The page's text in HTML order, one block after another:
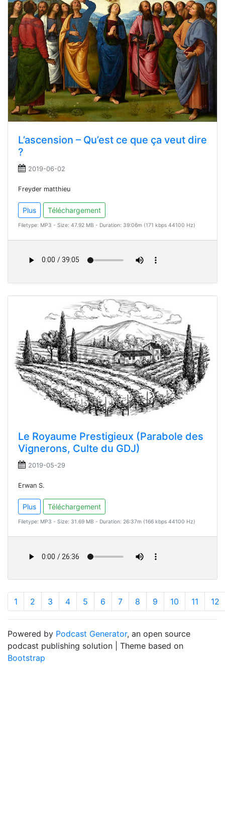
L’ascension – Qu’est ce que ça veut dire
?
2019-06-02
Freyder matthieu
Plus Téléchargement
Filetype: MP3 - Size: 47.92 MB - Duration: 39:06m (171 kbps 44100 Hz)
Le Royaume Prestigieux (Parabole des
Vignerons, Culte du GDJ)
2019-05-29
Erwan S.
Plus Téléchargement
Filetype: MP3 - Size: 31.69 MB - Duration: 26:37m (166 kbps 44100 Hz)
1 2 3 4 5 6 7 8 9 10 11 12
Powered by Podcast Generator, an open source
podcast publishing solution | Theme based on
Bootstrap